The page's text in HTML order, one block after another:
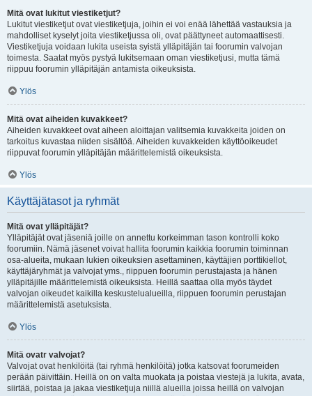
Mitä ovat lukitut viestiketjut?
Lukitut viestiketjut ovat viestiketjuja, joihin ei voi enää lähettää vastauksia ja
mahdolliset kyselyt joita viestiketjussa oli, ovat päättyneet automaattisesti.
Viestiketjuja voidaan lukita useista syistä ylläpitäjän tai foorumin valvojan
toimesta. Saatat myös pystyä lukitsemaan oman viestiketjusi, mutta tämä
riippuu foorumin ylläpitäjän antamista oikeuksista.
Ylös
Mitä ovat aiheiden kuvakkeet?
Aiheiden kuvakkeet ovat aiheen aloittajan valitsemia kuvakkeita joiden on
tarkoitus kuvastaa niiden sisältöä. Aiheiden kuvakkeiden käyttöoikeudet
riippuvat foorumin ylläpitäjän määrittelemistä oikeuksista.
Ylös
Käyttäjätasot ja ryhmät
Mitä ovat ylläpitäjät?
Ylläpitäjät ovat jäseniä joille on annettu korkeimman tason kontrolli koko
foorumiin. Nämä jäsenet voivat hallita foorumin kaikkia foorumin toiminnan
osa-alueita, mukaan lukien oikeuksien asettaminen, käyttäjien porttikiellot,
käyttäjäryhmät ja valvojat yms., riippuen foorumin perustajasta ja hänen
ylläpitäjille määrittelemistä oikeuksista. Heillä saattaa olla myös täydet
valvojan oikeudet kaikilla keskustelualueilla, riippuen foorumin perustajan
määrittelemistä asetuksista.
Ylös
Mitä ovatr valvojat?
Valvojat ovat henkilöitä (tai ryhmä henkilöitä) jotka katsovat foorumeiden
perään päivittäin. Heillä on on valta muokata ja poistaa viestejä ja lukita, avata,
siirtää, poistaa ja jakaa viestiketjuja niillä alueilla joissa heillä on valvojan